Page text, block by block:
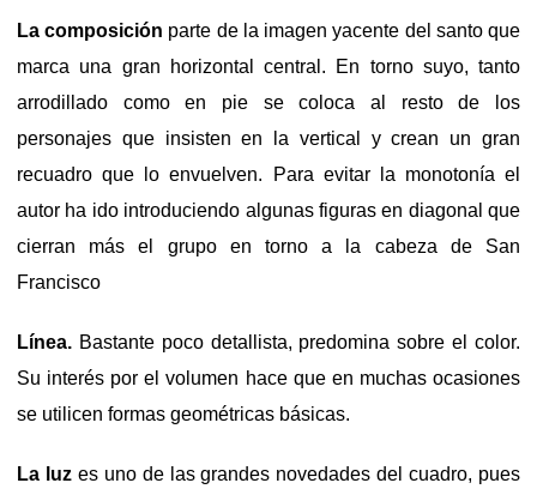
La composición parte de la imagen yacente del santo que
marca una gran horizontal central. En torno suyo, tanto
arrodillado como en pie se coloca al resto de los
personajes que insisten en la vertical y crean un gran
recuadro que lo envuelven. Para evitar la monotonía el
autor ha ido introduciendo algunas figuras en diagonal que
cierran más el grupo en torno a la cabeza de San
Francisco
Línea. Bastante poco detallista, predomina sobre el color.
Su interés por el volumen hace que en muchas ocasiones
se utilicen formas geométricas básicas.
La luzes uno de las grandes novedades del cuadro, pues